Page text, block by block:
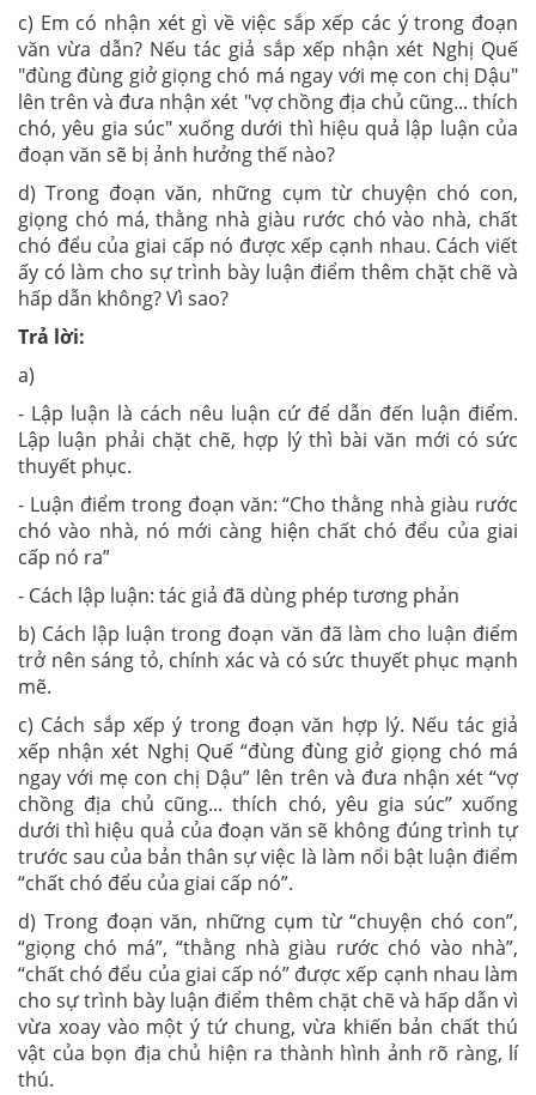
c) Em có nhận xét gì về việc sắp xếp các ý trong đoạn
văn vừa dẫn? Nếu tác giả sắp xếp nhận xét Nghị Quế
"đùng đùng giở giọng chó má ngay với mẹ con chị Dậu"
lên trên và đưa nhận xét "vợ chồng địa chủ cũng... thích
chó, yêu gia súc" xuống dưới thì hiệu quả lập luận của
đoạn văn sẽ bị ảnh hưởng thế nào?
d) Trong đoạn văn, những cụm từ chuyện chó con,
giọng chó má, thằng nhà giàu rước chó vào nhà, chất
chó đểu của giai cấp nó được xếp cạnh nhau. Cách viết
ấy có làm cho sự trình bày luận điểm thêm chặt chẽ và
hấp dẫn không? Vì sao?
Trả lời:
a)
- Lập luận là cách nêu luận cứ để dẫn đến luận điểm.
Lập luận phải chặt chẽ, hợp lý thì bài văn mới có sức
thuyết phục.
- Luận điểm trong đoạn văn: “Cho thằng nhà giàu rước
chó vào nhà, nó mới càng hiện chất chó đểu của giai
cấp nó ra”
- Cách lập luận: tác giả đã dùng phép tương phản
b) Cách lập luận trong đoạn văn đã làm cho luận điểm
trở nên sáng tỏ, chính xác và có sức thuyết phục mạnh
mẽ.
c) Cách sắp xếp ý trong đoạn văn hợp lý. Nếu tác giả
xếp nhận xét Nghị Quế “đùng đùng giở giọng chó má
ngay với mẹ con chị Dậu” lên trên và đưa nhận xét “vợ
chồng địa chủ cũng... thích chó, yêu gia súc” xuống
dưới thì hiệu quả của đoạn văn sẽ không đúng trình tự
trước sau của bản thân sự việc là làm nổi bật luận điểm
“chất chó đểu của giai cấp nó”.
d) Trong đoạn văn, những cụm từ “chuyện chó con”,
“giọng chó má”, “thằng nhà giàu rước chó vào nhà”,
“chất chó đểu của giai cấp nó” được xếp cạnh nhau làm
cho sự trình bày luận điểm thêm chặt chẽ và hấp dẫn vì
vừa xoay vào một ý tứ chung, vừa khiến bản chất thú
vật của bọn địa chủ hiện ra thành hình ảnh rõ ràng, lí
thú.